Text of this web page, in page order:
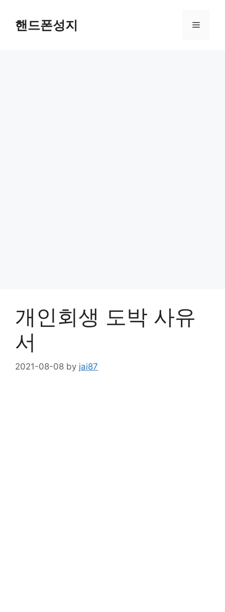
content핸드폰성지 Menu
개인회생 도박 사유
서
2021-08-08 by jai87